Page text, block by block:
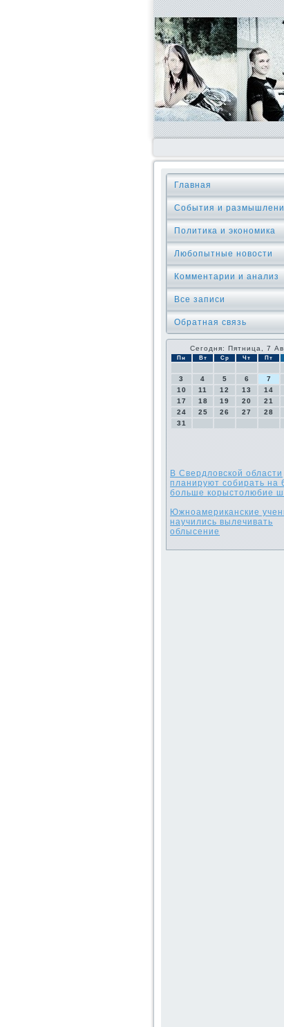
Главная
События и
Политика и экономика
Любопытные новости
Комментарии и анализ
Все записи
Обратная связь
Сегодня: Пятница, 7
Пн Вт Ср Чт Пт
3
4 5 6 7
10
11 12 13 14
17
18 19 20 21
24
25 26 27 28
31
В Свердловской области
планируют собирать на
больше корыстолюбие
Южноамериканские
научились вылечивать
облысение